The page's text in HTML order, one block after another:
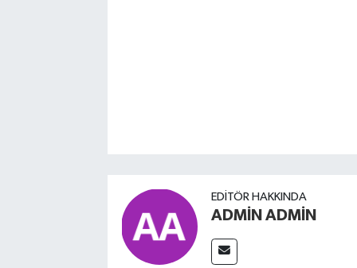
EDITÖR HAKKINDA
ADMİN ADMİN